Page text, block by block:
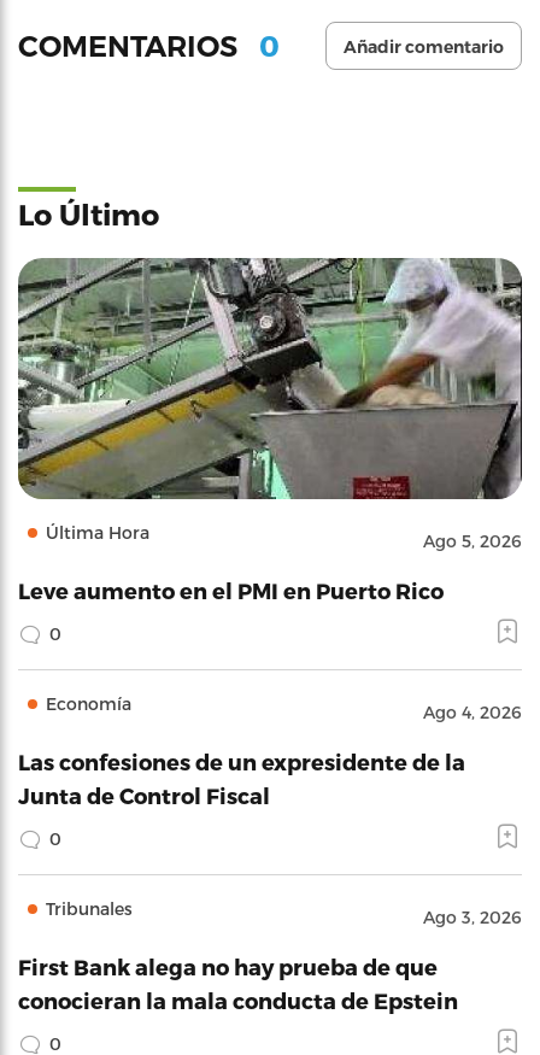
COMENTARIOS 0 Añadir comentario
Lo Último
Última Hora Ago 5, 2026
Leve aumento en el PMI en Puerto Rico
0
Economía Ago 4, 2026
Las confesiones de un expresidente de la
Junta de Control Fiscal
0
Tribunales Ago 3, 2026
First Bank alega no hay prueba de que
conocieran la mala conducta de Epstein
0